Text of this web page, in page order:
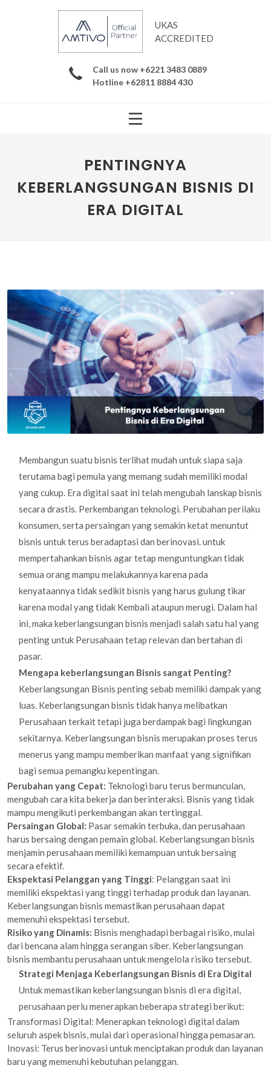
UKAS
ACCREDITED
Call us now +6221 3483 0889
Hotline +62811 8884 430
PENTINGNYA
KEBERLANGSUNGAN BISNIS DI
ERA DIGITAL
Membangun suatu bisnis terlihat mudah untuk siapa saja
terutama bagi pemula yang memang sudah memiliki modal
yang cukup. Era digital saat ini telah mengubah lanskap bisnis
secara drastis. Perkembangan teknologi. Perubahan perilaku
konsumen, serta persaingan yang semakin ketat menuntut
bisnis untuk terus beradaptasi dan berinovasi. untuk
mempertahankan bisnis agar tetap menguntungkan tidak
semua orang mampu melakukannya karena pada
kenyataannya tidak sedikit bisnis yang harus gulung tikar
karena modal yang tidak Kembali ataupun merugi. Dalam hal
ini, maka keberlangsungan bisnis menjadi salah satu hal yang
penting untuk Perusahaan tetap relevan dan bertahan di
pasar.
Mengapa keberlangsungan Bisnis sangat Penting?
Keberlangsungan Bisnis penting sebab memiliki dampak yang
luas. Keberlangsungan bisnis tidak hanya melibatkan
Perusahaan terkait tetapi juga berdampak bagi lingkungan
sekitarnya. Keberlangsungan bisnis merupakan proses terus
menerus yang mampu memberikan manfaat yang signifikan
bagi semua pemangku kepentingan.
Perubahan yang Cepat: Teknologi baru terus bermunculan,
mengubah cara kita bekerja dan berinteraksi. Bisnis yang tidak
mampu mengikuti perkembangan akan tertinggal.
Persaingan Global: Pasar semakin terbuka, dan perusahaan
harus bersaing dengan pemain global. Keberlangsungan bisnis
menjamin perusahaan memiliki kemampuan untuk bersaing
secara efektif.
Ekspektasi Pelanggan yang Tinggi: Pelanggan saat ini
memiliki ekspektasi yang tinggi terhadap produk dan layanan.
Keberlangsungan bisnis memastikan perusahaan dapat
memenuhi ekspektasi tersebut.
Risiko yang Dinamis: Bisnis menghadapi berbagai risiko, mulai
dari bencana alam hingga serangan siber. Keberlangsungan
bisnis membantu perusahaan untuk mengelola risiko tersebut.
Strategi Menjaga Keberlangsungan Bisnis di Era Digital
Untuk memastikan keberlangsungan bisnis di era digital,
perusahaan perlu menerapkan beberapa strategi berikut:
Transformasi Digital: Menerapkan teknologi digital dalam
seluruh aspek bisnis, mulai dari operasional hingga pemasaran.
Inovasi: Terus berinovasi untuk menciptakan produk dan layanan
baru yang memenuhi kebutuhan pelanggan.